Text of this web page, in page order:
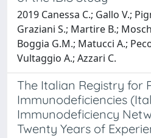
2019 Canessa C.; Gallo V.;
Graziani S.; Martire B.;
Boggia G.M.; Matucci A.;
Vultaggio A.; Azzari C.
The Italian Registry for
Immunodeficiencies
Immunodeficiency
Twenty Years of